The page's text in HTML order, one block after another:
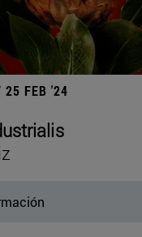
25 FEB '24